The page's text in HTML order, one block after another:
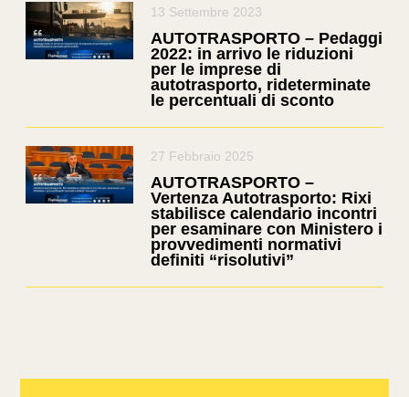
13 Settembre 2023
AUTOTRASPORTO – Pedaggi
2022: in arrivo le riduzioni
per le imprese di
autotrasporto, rideterminate
le percentuali di sconto
27 Febbraio 2025
AUTOTRASPORTO –
Vertenza Autotrasporto: Rixi
stabilisce calendario incontri
per esaminare con Ministero i
provvedimenti normativi
definiti “risolutivi”